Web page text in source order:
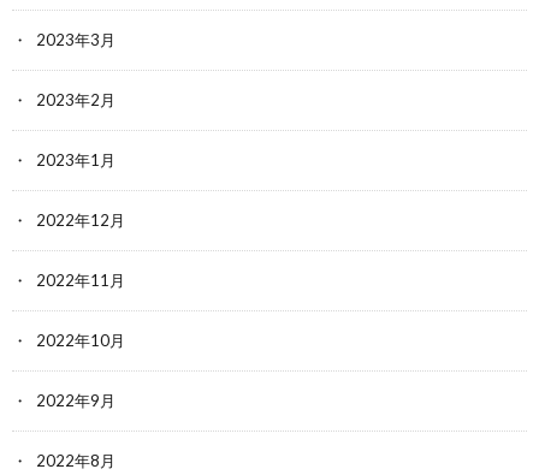
2023年3月
2023年2月
2023年1月
2022年12月
2022年11月
2022年10月
2022年9月
2022年8月